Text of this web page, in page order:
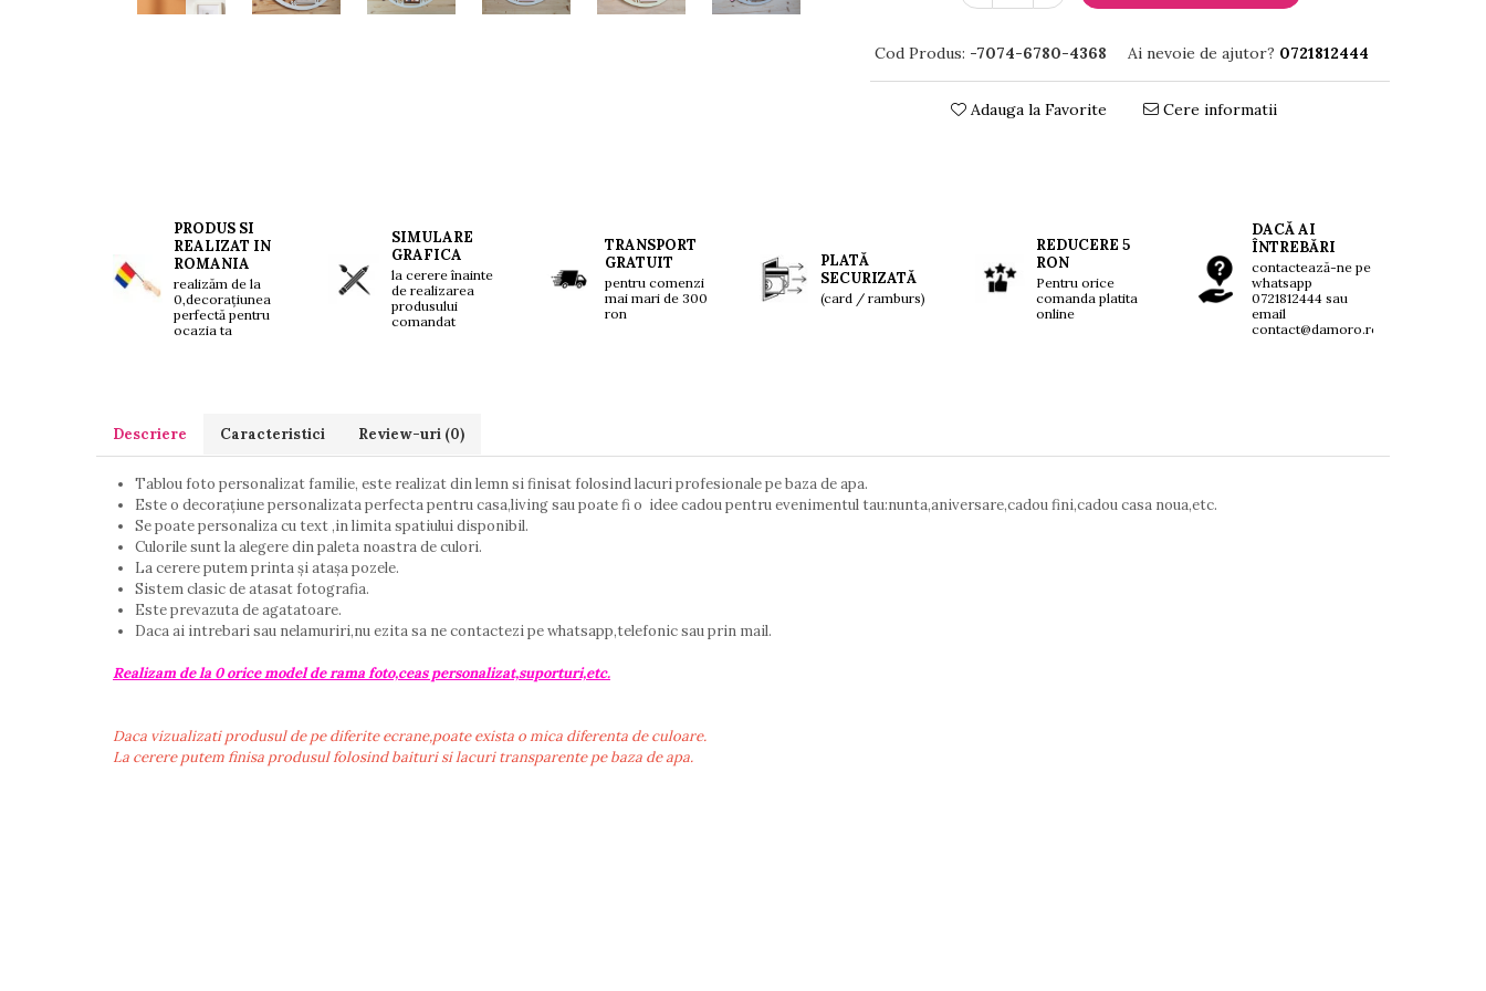
Cod Produs: -7074-6780-4368 Ai nevoie de ajutor? 0721812444
Adauga la Favorite Cere informatii
PRODUS SI
REALIZAT IN
ROMANIA
realizăm de la
0,decorațiunea
perfectă pentru
ocazia ta
SIMULARE
GRAFICA
la cerere înainte
de realizarea
produsului
comandat
TRANSPORT
GRATUIT
pentru comenzi
mai mari de 300
ron
PLATĂ
SECURIZATĂ
(card / ramburs)
REDUCERE 5
RON
Pentru orice
comanda platita
online
DACĂ AI
ÎNTREBĂRI
contactează-ne pe
whatsapp
0721812444 sau
email
contact@damoro.ro
Descriere Caracteristici Review-uri (0)
Tablou foto personalizat familie, este realizat din lemn si finisat folosind lacuri profesionale pe baza de apa.
Este o decorațiune personalizata perfecta pentru casa,living sau poate fi o idee cadou pentru evenimentul tau:nunta,aniversare,cadou fini,cadou casa noua,etc.
Se poate personaliza cu text ,in limita spatiului disponibil.
Culorile sunt la alegere din paleta noastra de culori.
La cerere putem printa și atașa pozele.
Sistem clasic de atasat fotografia.
Este prevazuta de agatatoare.
Daca ai intrebari sau nelamuriri,nu ezita sa ne contactezi pe whatsapp,telefonic sau prin mail.
Realizam de la 0 orice model de rama foto,ceas personalizat,suporturi,etc.
Daca vizualizati produsul de pe diferite ecrane,poate exista o mica diferenta de culoare.
La cerere putem finisa produsul folosind baituri si lacuri transparente pe baza de apa.